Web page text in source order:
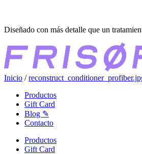
contenido
Diseñado con más detalle que un
Inicio /
Productos
Gift Card
Blog ✎
Contacto
Productos
Gift Card